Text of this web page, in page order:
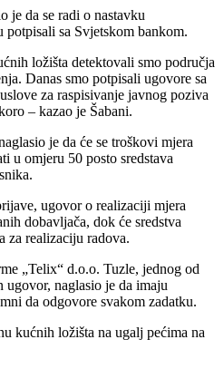
je da se radi o nastavku
sa Svjetskom bankom.
ložišta detektovali smo područja
Danas smo potpisali ugovore sa
za raspisivanje javnog poziva
– kazao je Šabani.
je da će se troškovi mjera
u omjeru 50 posto sredstava
ugovor o realizaciji mjera
dobavljača, dok će sredstva
za realizaciju radova.
„Telix“ d.o.o. Tuzle, jednog od
ugovor, naglasio je da imaju
da odgovore svakom zadatku.
kućnih ložišta na ugalj pećima na